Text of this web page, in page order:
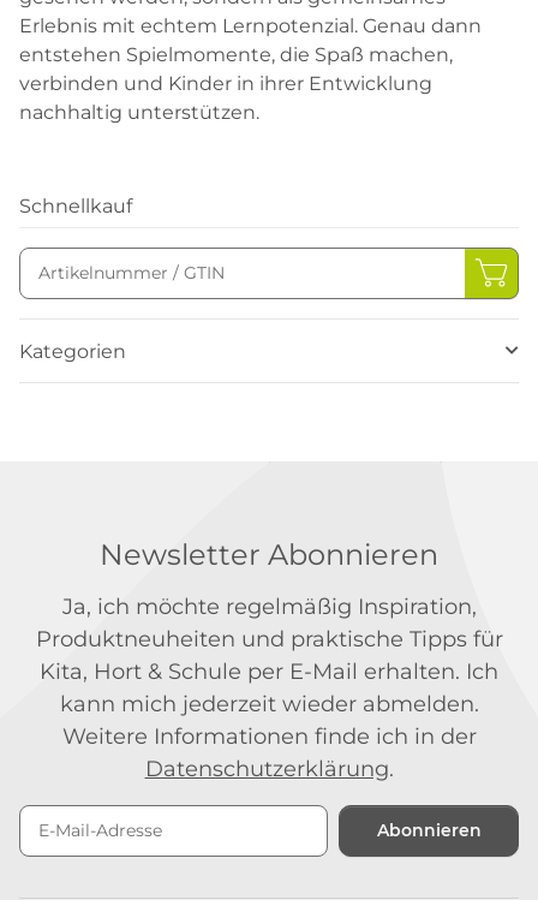
Erlebnis mit echtem Lernpotenzial. Genau dann
entstehen Spielmomente, die Spaß machen,
verbinden und Kinder in ihrer Entwicklung
nachhaltig unterstützen.
Schnellkauf
Kategorien
Newsletter Abonnieren
Ja, ich möchte regelmäßig Inspiration,
Produktneuheiten und praktische Tipps für
Kita, Hort & Schule per E-Mail erhalten. Ich
kann mich jederzeit wieder abmelden.
Weitere Informationen finde ich in der
Datenschutzerklärung.
Abonnieren